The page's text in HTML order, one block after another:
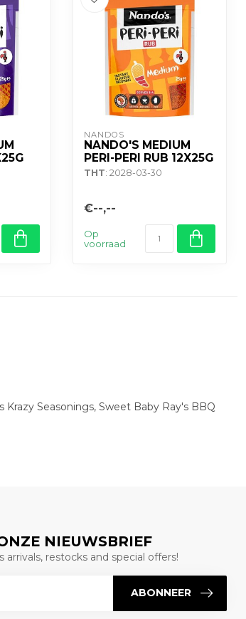
NANDOS
NANDO'S MEDIUM
PERI-PERI RUB 12X25G
THT: 2028-03-30
€--,--
Op
voorraad
Seasonings, Sweet Baby Ray's BBQ
NIEUWSBRIEF
restocks and special offers!
ABONNEER